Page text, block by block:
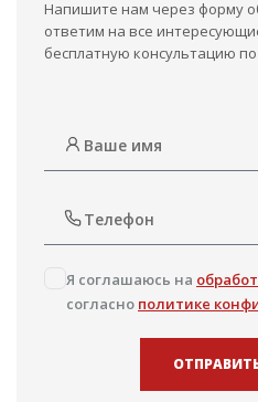
Напишите нам через форму
ответим на все
бесплатную консультацию
Я соглашаюсь на
согласно политике